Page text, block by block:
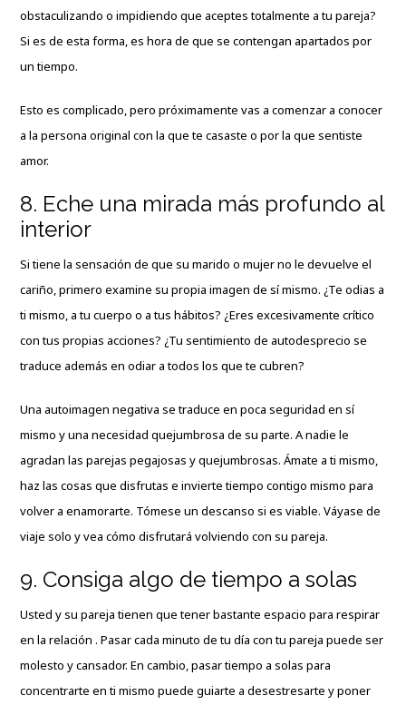
obstaculizando o impidiendo que aceptes totalmente a tu pareja?
Si es de esta forma, es hora de que se contengan apartados por
un tiempo.
Esto es complicado, pero próximamente vas a comenzar a conocer
a la persona original con la que te casaste o por la que sentiste
amor.
8. Eche una mirada más profundo al
interior
Si tiene la sensación de que su marido o mujer no le devuelve el
cariño, primero examine su propia imagen de sí mismo. ¿Te odias a
ti mismo, a tu cuerpo o a tus hábitos? ¿Eres excesivamente crítico
con tus propias acciones? ¿Tu sentimiento de autodesprecio se
traduce además en odiar a todos los que te cubren?
Una autoimagen negativa se traduce en poca seguridad en sí
mismo y una necesidad quejumbrosa de su parte. A nadie le
agradan las parejas pegajosas y quejumbrosas. Ámate a ti mismo,
haz las cosas que disfrutas e invierte tiempo contigo mismo para
volver a enamorarte. Tómese un descanso si es viable. Váyase de
viaje solo y vea cómo disfrutará volviendo con su pareja.
9. Consiga algo de tiempo a solas
Usted y su pareja tienen que tener bastante espacio para respirar
en la relación . Pasar cada minuto de tu día con tu pareja puede ser
molesto y cansador. En cambio, pasar tiempo a solas para
concentrarte en ti mismo puede guiarte a desestresarte y poner